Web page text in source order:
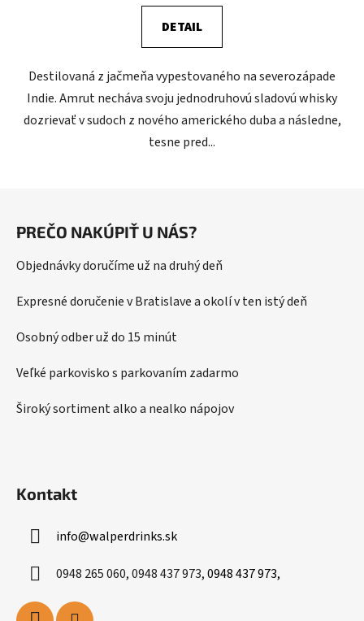
DETAIL
Destilovaná z jačmeňa vypestovaného na severozápade
Indie. Amrut necháva svoju jednodruhovú sladovú whisky
dozrievať v sudoch z nového amerického duba a následne,
tesne pred...
PREČO NAKÚPIŤ U NÁS?
Objednávky doručíme už na druhý deň
Expresné doručenie v Bratislave a okolí v ten istý deň
Osobný odber už do 15 minút
Veľké parkovisko s parkovaním zadarmo
Široký sortiment alko a nealko nápojov
Kontakt
info@walperdrinks.sk
0948 265 060, 0948 437 973,0948 437 973,